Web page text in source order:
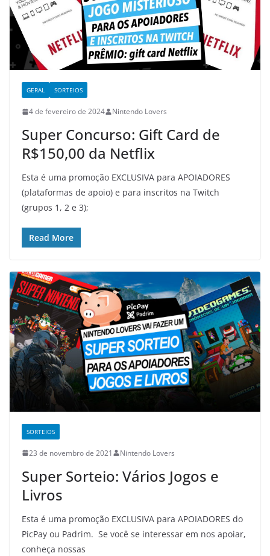
GERAL SORTEIOS
4 de fevereiro de 2024 Nintendo Lovers
Super Concurso: Gift Card de
R$150,00 da Netflix
Esta é uma promoção EXCLUSIVA para APOIADORES
(plataformas de apoio) e para inscritos na Twitch
(grupos 1, 2 e 3);
Read More
SORTEIOS
23 de novembro de 2021 Nintendo Lovers
Super Sorteio: Vários Jogos e
Livros
Esta é uma promoção EXCLUSIVA para APOIADORES do
PicPay ou Padrim. Se você se interessar em nos apoiar,
conheça nossas